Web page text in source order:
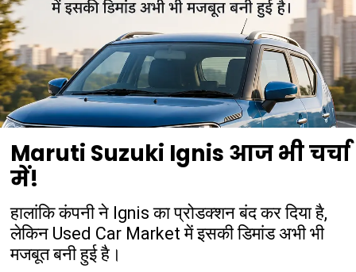
Maruti Suzuki Ignis आज भी चर्चा
में!
हालांकि कंपनी ने Ignis का प्रोडक्शन बंद कर दिया है,
लेकिन Used Car Market में इसकी डिमांड अभी भी
मजबूत बनी हुई है।